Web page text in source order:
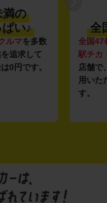
満の
い♪
ルマを多数
追求して
0円です。
全
全国47
駅チカ
店舗で
用いた
す。